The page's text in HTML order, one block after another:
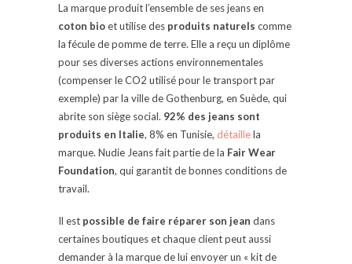
La marque produit l’ensemble de ses jeans en
coton bioet utilise des produits naturels comme
la fécule de pomme de terre. Elle a reçu un diplôme
pour ses diverses actions environnementales
(compenser le CO2 utilisé pour le transport par
exemple) par la ville de Gothenburg, en Suède, qui
abrite son siège social. 92% des jeans sont
produits en Italie, 8% en Tunisie, détaillela
marque. Nudie Jeans fait partie de la Fair Wear
Foundation, qui garantit de bonnes conditions de
travail.
Il est possible de faire réparer son jean dans
certaines boutiques et chaque client peut aussi
demander à la marque de lui envoyer un « kit de